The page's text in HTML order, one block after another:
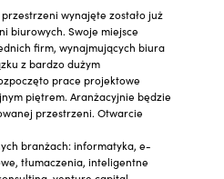
wynajęte zostało już
biurowych. Swoje miejsce
firm, wynajmujących biura
z bardzo dużym
prace projektowe
piętrem. Aranżacyjnie będzie
przestrzeni. Otwarcie
branżach: informatyka, e-
tłumaczenia, inteligentne